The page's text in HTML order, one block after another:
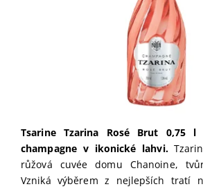
Tsarine Tzarina Rosé Brut 0,75
champagne v ikonické lahvi.
růžová cuvée domu Chanoine,
Vzniká výběrem z nejlepších tratí